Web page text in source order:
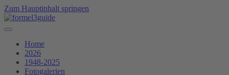
Zum Hauptinhalt springen
Home
2026
1948-2025
Fotogalerien